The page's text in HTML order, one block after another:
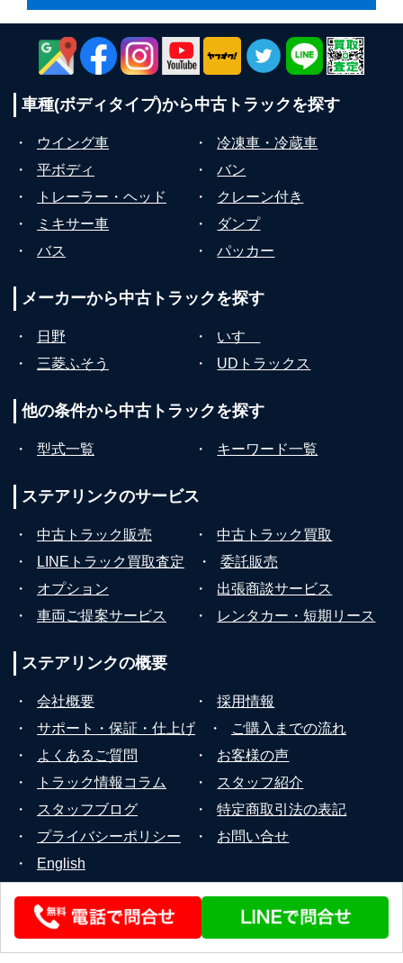
車種(ボディタイプ)から中古トラックを探す
・ ウイング車 ・
冷凍車・冷蔵車
・
平ボディ ・
バン
・
トレーラー・ヘッド ・
クレーン付き
・
ミキサー車 ・
ダンプ
・
バス ・ パッカー
メーカーから中古トラックを探す
・ 日野 ・
いすゞ
・
三菱ふそう ・ UDトラックス
他の条件から中古トラックを探す
・ 型式一覧 ・ キーワード一覧
ステアリンクのサービス
・ 中古トラック販売 ・
中古トラック買取
・
LINEトラック買取査定 ・
委託販売
・
オプション ・
出張商談サービス
・
車両ご提案サービス ・ レンタカー・短期リース
ステアリンクの概要
・ 会社概要 ・
採用情報
・
サポート・保証・仕上げ ・
ご購入までの流れ
・
よくあるご質問 ・
お客様の声
・
トラック情報コラム ・
スタッフ紹介
・
スタッフブログ ・
特定商取引法の表記
・
プライバシーポリシー ・
お問い合せ
・
English
© 2026 STEERLINK Co.,Ltd